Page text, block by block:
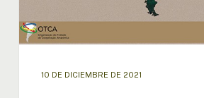
Cuenca
del
10 DE DICIEMBRE DE 2021